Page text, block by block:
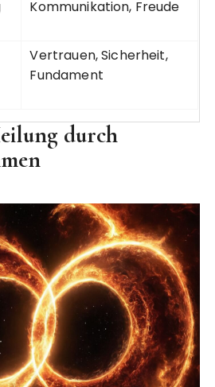
Kommunikation, Freude
Vertrauen, Sicherheit,
Fundament
durch